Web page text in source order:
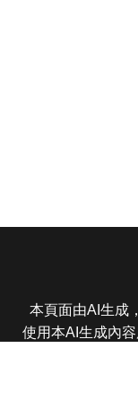
本頁面由AI生成
使用本AI生成內